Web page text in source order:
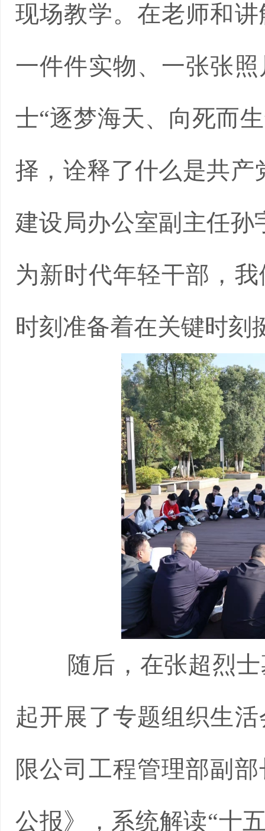
现场教学。在老师和
一件件实物、一张张
士“逐梦海天、向死而
择，诠释了什么是共产
建设局办公室副主任孙
为新时代年轻干部，
时刻准备着在关键时刻
随后，在张超烈
起开展了专题组织生
限公司工程管理部副
公报》，系统解读“十